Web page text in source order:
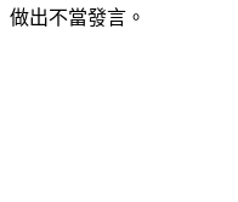
做出不當發言。